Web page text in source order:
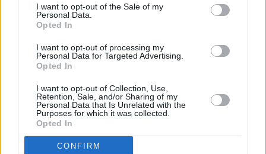
cualquier momento entrando de nuevo en este sitio web o
visitando nuestra política de privacidad.
I want to opt-out of the Sale of my
Personal Data.
Opted In
I want to opt-out of processing my
Personal Data for Targeted Advertising.
Opted In
I want to opt-out of Collection, Use,
Retention, Sale, and/or Sharing of my
Personal Data that Is Unrelated with the
Purposes for which it was collected.
Opted In
CONFIRM